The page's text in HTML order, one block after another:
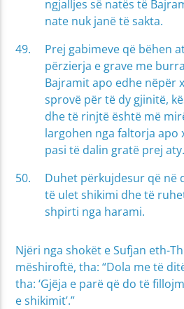
ngjalljes së natës të
nate nuk janë të sakta.
Prej gabimeve që bëhen
përzierja e grave me
Bajramit apo edhe nëpër
sprovë për të dy gjinitë,
dhe të rinjtë është më
largohen nga faltorja apo
pasi të dalin gratë prej aty.
Duhet përkujdesur që në
të ulet shikimi dhe të
shpirti nga harami.
Njëri nga shokët e Sufjan eth-
mëshiroftë, tha: “Dola me të
tha: ‘Gjëja e parë që do të
e shikimit’.”